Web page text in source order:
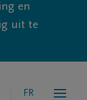
en
uit te
FR